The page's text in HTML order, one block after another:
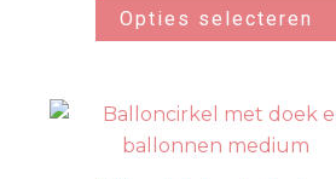
Opties selecteren